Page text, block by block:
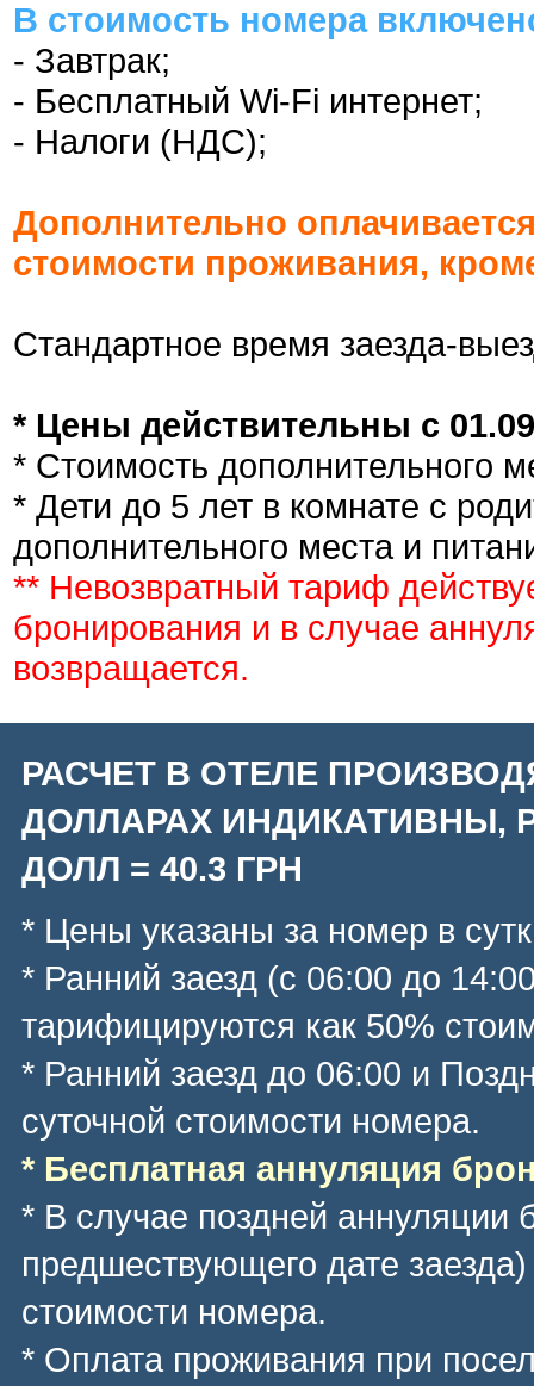
В стоимость номера
- Завтрак;
- Бесплатный Wi-Fi интернет;
- Налоги (НДС);
Дополнительно
стоимости проживания,
Стандартное время заезда-
* Цены действительны с
* Стоимость дополнительного
* Дети до 5 лет в комнате с
дополнительного места и
** Невозвратный тариф
бронирования и в случае
возвращается.
РАСЧЕТ В ОТЕЛЕ
ДОЛЛАРАХ ИНДИКАТИВНЫ,
ДОЛЛ = 40.3 ГРН
* Цены указаны за номер в
* Ранний заезд (с 06:00 до
тарифицируются как 50%
* Ранний заезд до 06:00 и
суточной стоимости номера.
* Бесплатная аннуляция
* В случае поздней аннуляции
предшествующего дате
стоимости номера.
* Оплата проживания при